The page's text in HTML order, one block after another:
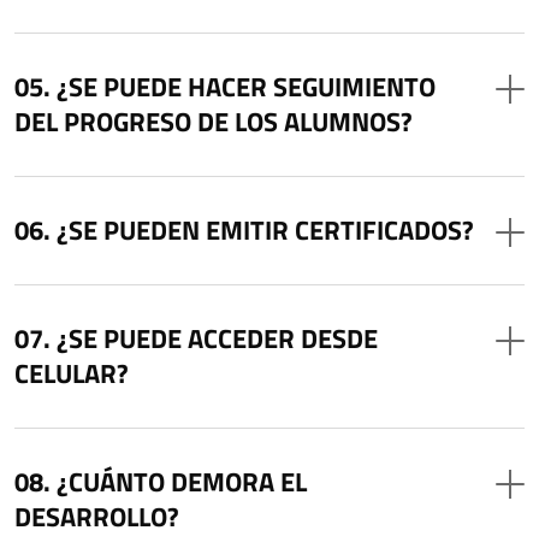
¿SE PUEDE HACER SEGUIMIENTO
DEL PROGRESO DE LOS ALUMNOS?
¿SE PUEDEN EMITIR CERTIFICADOS?
¿SE PUEDE ACCEDER DESDE
CELULAR?
¿CUÁNTO DEMORA EL
DESARROLLO?